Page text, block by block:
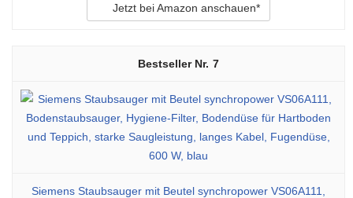
Jetzt bei Amazon anschauen*
7
Siemens Staubsauger mit Beutel synchropower VS06A111,